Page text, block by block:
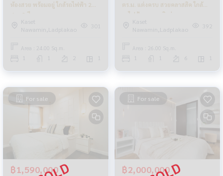
ห้องสวย พร้อมอยู่ ใกล้รถไฟฟ้า 2
สาย 2 สี
Kaset
Nawamin,Ladplakao
301
Area : 24.00 Sq.m.
1 1 2 1
ตร.ม. แต่งครบ สวยคลาสสิค ใกล้
รถไฟฟ้า หาของกินง่ายมาก
Kaset
Nawamin,Ladplakao
392
Area : 26.00 Sq.m.
1 1 6 1
For sale
฿1,590,000
For sale
฿2,000,000